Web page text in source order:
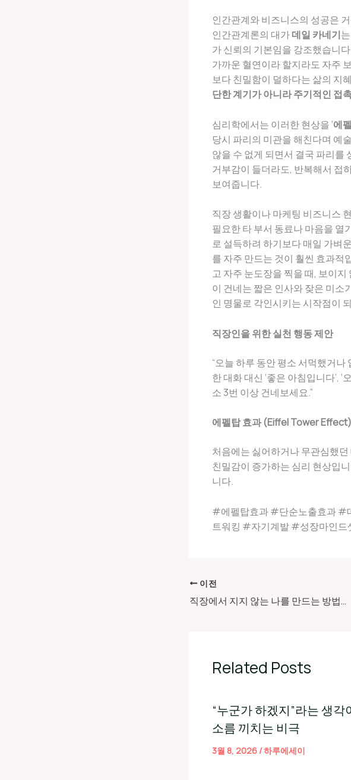
인간관계와 비즈니스의 성공은
인간관계론의 대가데일 카네기
가 신뢰의 기본임을 강조했습니
가까운 혈연이라 할지라도 자주
보다 친밀함이 덜하다는 삶의 지
단한 계기가 아니라 주기적인 접
심리학에서는 이러한 현상을 ‘에
당시 파리의 미관을 해친다며 예
않을 수 없게 되면서 결국 파리를
거부감이 들더라도, 반복해서 접
보여줍니다.
직장 생활이나 마케팅 비즈니스
필요한 타 부서 동료나 마음을 열
로 설득하려 하기보다 매일 가벼
를 자주 만드는 것이 훨씬 효과적
고 자주 눈도장을 찍을 때, 보이
이 건네는 짧은 인사와 잦은 미소
인 명물로 각인시키는 시작점이
직장인을 위한 실천 행동 제안
“오늘 하루 동안 평소 서먹했거
한 대화 대신 ‘좋은 아침입니다’,
소 3번 이상 건네보세요.”
에펠탑 효과 (Eiffel Tower Effect)
처음에는 싫어하거나 무관심했
친밀감이 증가하는 심리 현상입니
니다.
#에펠탑효과 #단순노출효과 #
트워킹 #자기계발 #성장마인
이전
직장에서 지지 않는 나를 만드는 방법 4가지
Related Posts
“누군가 하겠지”라는 생각
소름 끼치는 비극
3월 8, 2026 /하루에세이